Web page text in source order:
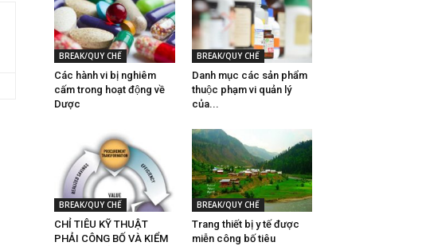
BREAK/QUY CHẾ
Các hành vi bị nghiêm
cấm trong hoạt động về
Dược
BREAK/QUY CHẾ
Danh mục các sản phẩm
thuộc phạm vi quản lý
của...
BREAK/QUY CHẾ
CHỈ TIÊU KỸ THUẬT
PHẢI CÔNG BỐ VÀ KIỂM
BREAK/QUY CHẾ
Trang thiết bị y tế được
miễn công bố tiêu